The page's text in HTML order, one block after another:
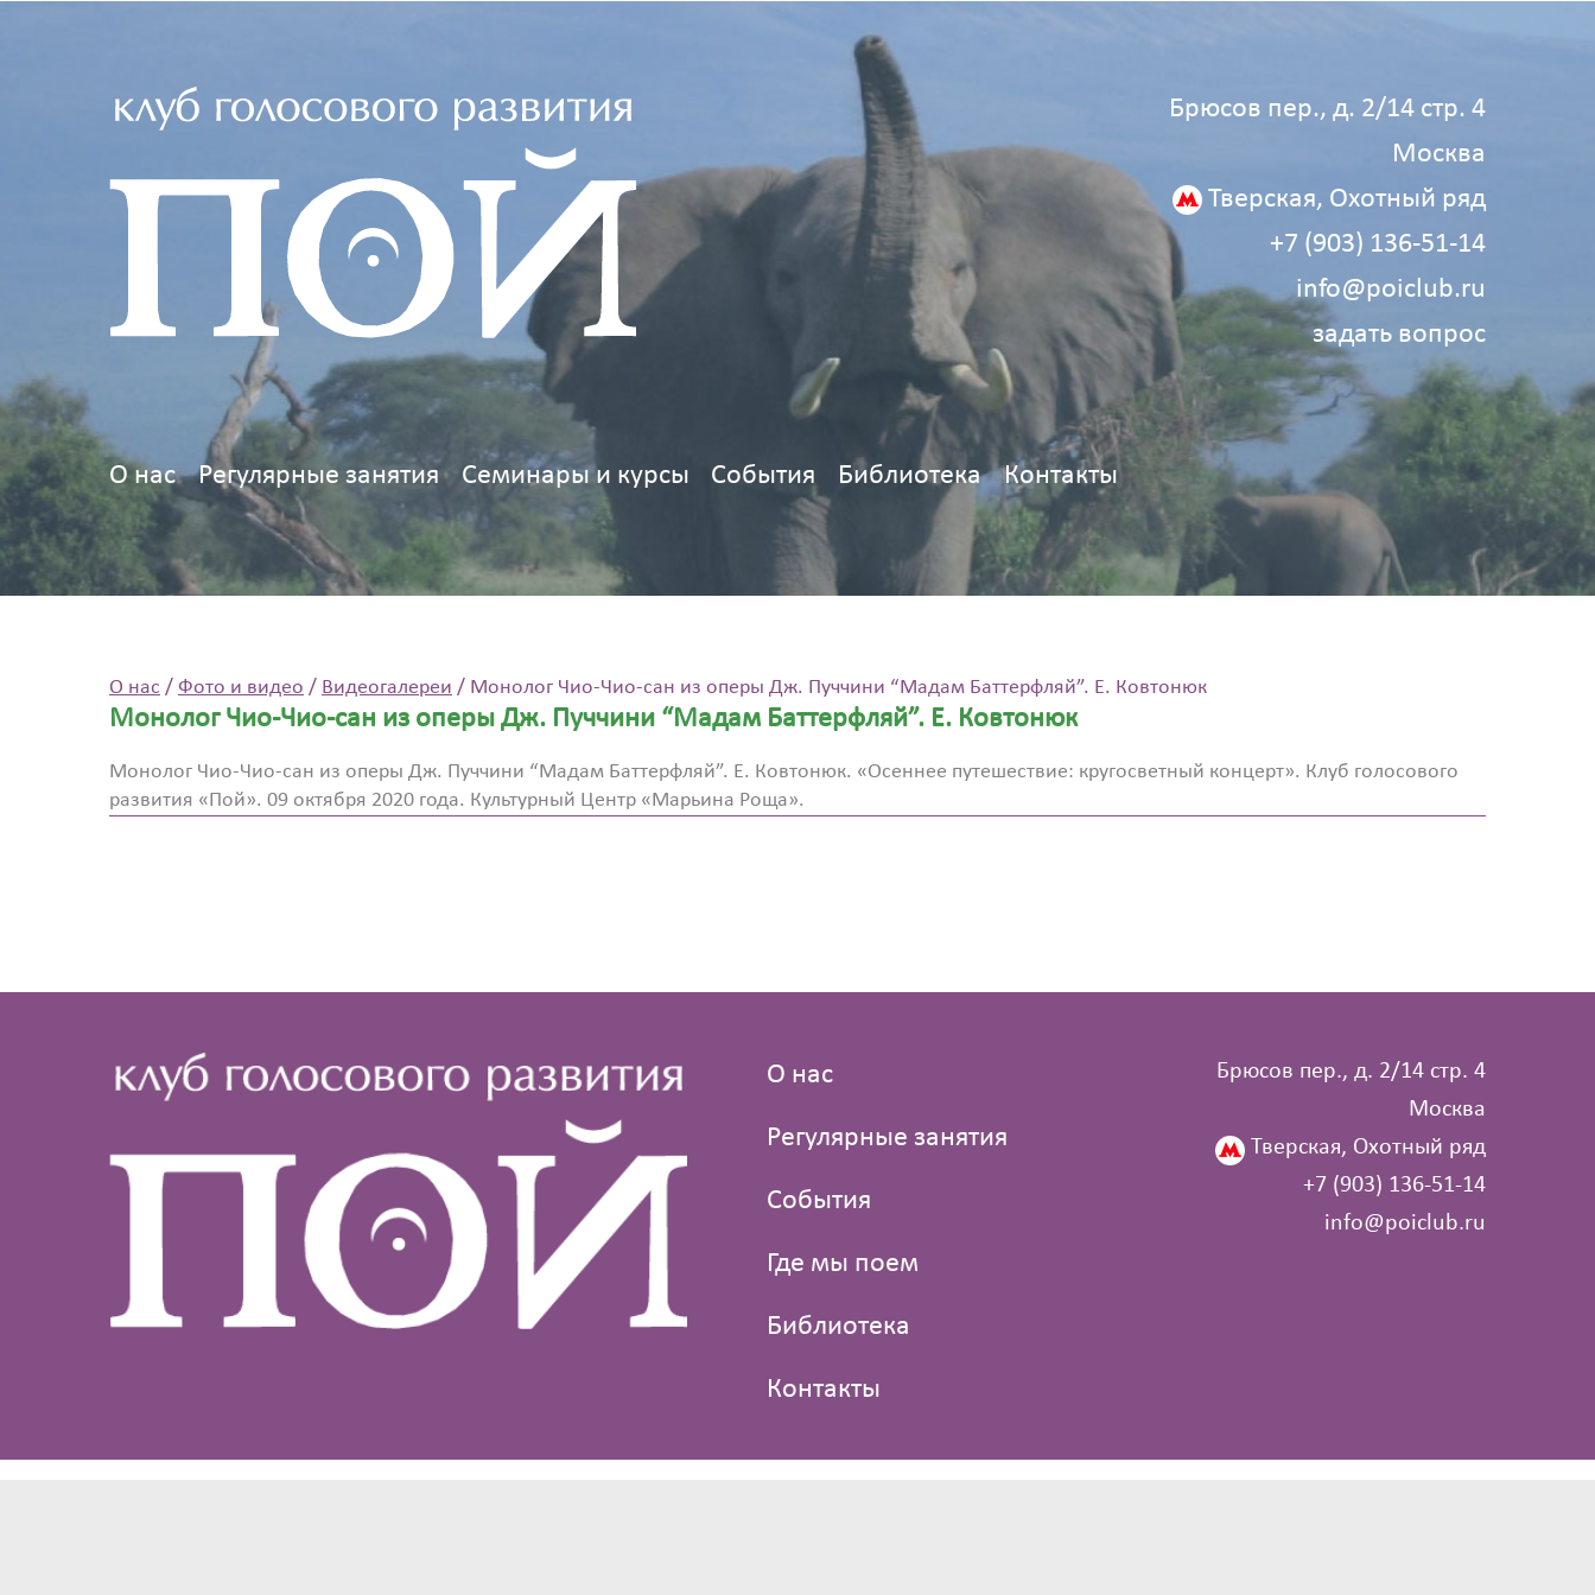
Брюсов пер., д. 2/14 стр. 4
Москва
Тверская, Охотный ряд
+7 (903) 136‑51‑14
info@poiclub.ru
задать вопрос
О нас Регулярные занятия Семинары и курсы События Библиотека Контакты
О нас / Фото и видео / Видеогалереи / Монолог Чио-Чио-сан из оперы Дж. Пуччини “Мадам Баттерфляй”. Е. Ковтонюк
Монолог Чио-Чио-сан из оперы Дж. Пуччини “Мадам Баттерфляй”. Е. Ковтонюк
Монолог Чио-Чио-сан из оперы Дж. Пуччини “Мадам Баттерфляй”. Е. Ковтонюк. «Осеннее путешествие: кругосветный концерт». Клуб голосового
развития «Пой». 09 октября 2020 года. Культурный Центр «Марьина Роща».
О нас
Регулярные занятия
События
Где мы поем
Библиотека
Контакты
Брюсов пер., д. 2/14 стр. 4
Москва
Тверская, Охотный ряд
+7 (903) 136‑51‑14
info@poiclub.ru